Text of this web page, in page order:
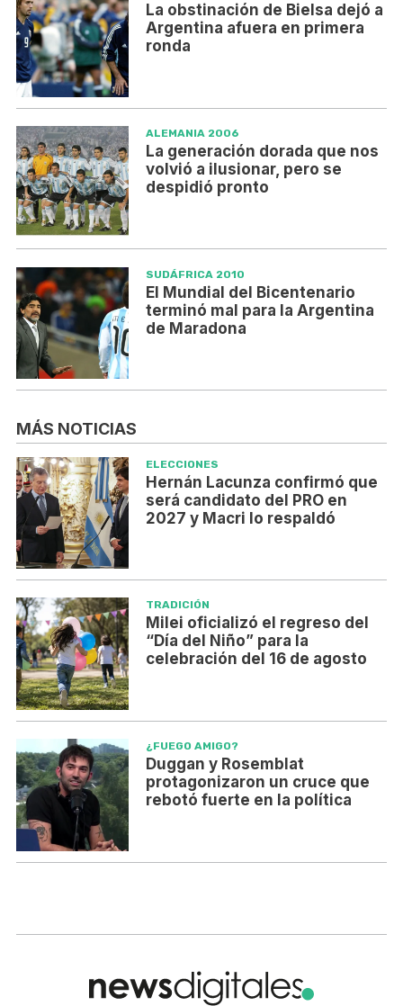
La obstinación de Bielsa dejó a
Argentina afuera en primera
ronda
ALEMANIA 2006
La generación dorada que nos
volvió a ilusionar, pero se
despidió pronto
SUDÁFRICA 2010
El Mundial del Bicentenario
terminó mal para la Argentina
de Maradona
MÁS NOTICIAS
ELECCIONES
Hernán Lacunza confirmó que
será candidato del PRO en
2027 y Macri lo respaldó
TRADICIÓN
Milei oficializó el regreso del
“Día del Niño” para la
celebración del 16 de agosto
¿FUEGO AMIGO?
Duggan y Rosemblat
protagonizaron un cruce que
rebotó fuerte en la política